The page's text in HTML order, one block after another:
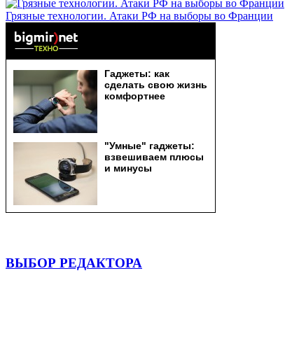
Грязные технологии. Атаки РФ на выборы во Франции
ВЫБОР РЕДАКТОРА